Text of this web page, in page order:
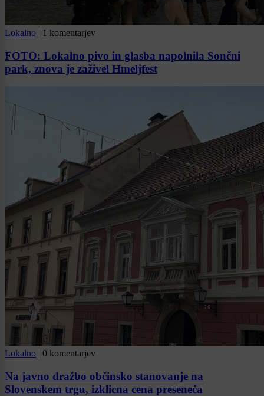
Lokalno | 1 komentarjev
FOTO: Lokalno pivo in glasba napolnila Sončni
park, znova je zaživel Hmeljfest
Lokalno | 0 komentarjev
Na javno dražbo občinsko stanovanje na
Slovenskem trgu, izklicna cena preseneča